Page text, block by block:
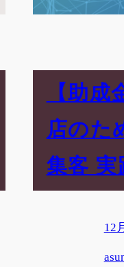
【助
店のた
集客 実
12